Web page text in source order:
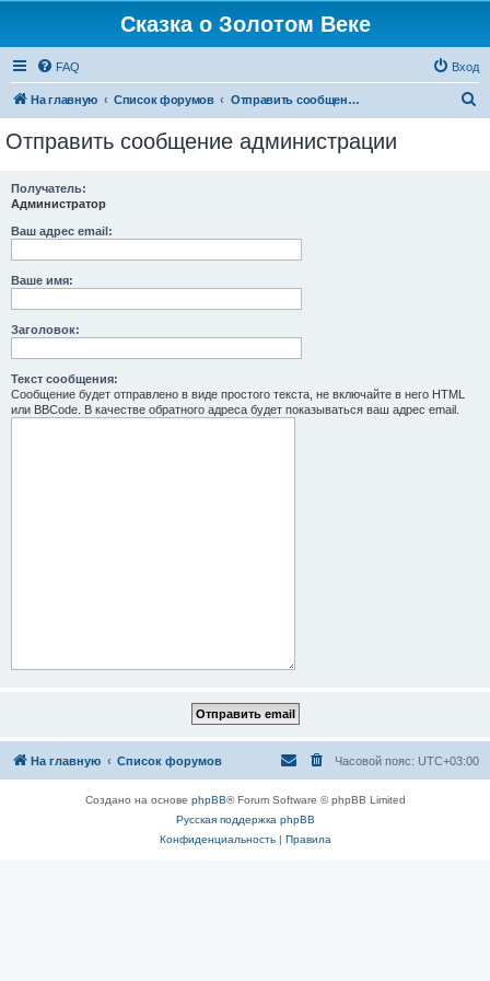
Сказка о Золотом Веке
FAQ Вход
На главную Список форумов Отправить сообщение администрации
Отправить сообщение администрации
Получатель:
Администратор
Ваш адрес email:
Ваше имя:
Заголовок:
Текст сообщения:
Сообщение будет отправлено в виде простого текста, не включайте в него HTML
или BBCode. В качестве обратного адреса будет показываться ваш адрес email.
На главную Список форумов Часовой пояс: UTC+03:00
Создано на основе phpBB® Forum Software © phpBB Limited
Русская поддержка phpBB
Конфиденциальность| Правила